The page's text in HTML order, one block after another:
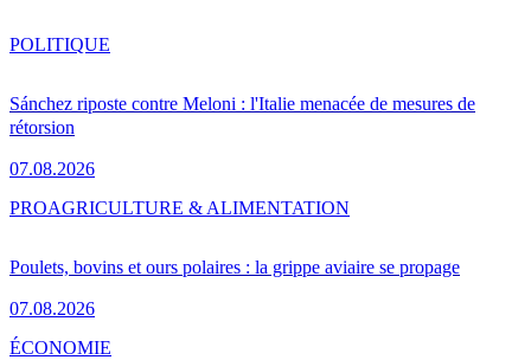
Sánchez riposte contre Meloni : l'Italie menacée de mesures de
rétorsion
07.08.2026
POLITIQUE
Poulets, bovins et ours polaires : la grippe aviaire se propage
07.08.2026
PROAGRICULTURE & ALIMENTATION
ÉCONOMIE